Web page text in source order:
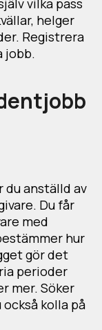
vilka pass
helger
Registrera
jobb.
du anställd av
Du får
med
hur
gör det
perioder
mer. Söker
kolla på